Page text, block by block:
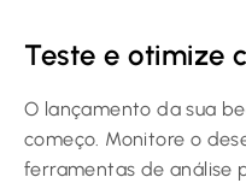
Teste e otimize
O lançamento da sua
começo. Monitore o
ferramentas de análise